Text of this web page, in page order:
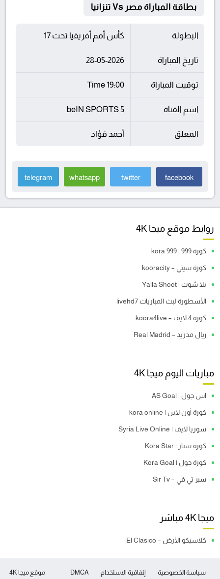
بطاقة المباراة مصر Vs تنزانيا
البطولة كأس أمم أفريقيا تحت 17
تاريخ المباراة 28-05-2026
توقيت المباراة 19:00 Time
اسم القناة beIN SPORTS 5
المعلق أحمد فؤاد
facebook
twitter
whatsapp
telegram
روابط موقع ميجا 4K
كورة 999 | kora 999
كورة سيتي – kooracity
يلا شوت | Yalla Shoot
الأسطورة لبث المباريات livehd7
كورة 4 لايف – koora4live
ريال مدريد – Real Madrid
مباريات اليوم ميجا 4K
اس جول | AS Goal
كورة أون لاين | kora online
سوريا لايف | Syria Live Online
كورة ستار | Kora Star
كورة جول | Kora Goal
سير تي في – Sir Tv
ميجا 4K مباشر
كلاسيكو الأرض – El Clasico
موقع ميجا 4K سياسة الخصوصية إتفاقية الاستخدام DMCA